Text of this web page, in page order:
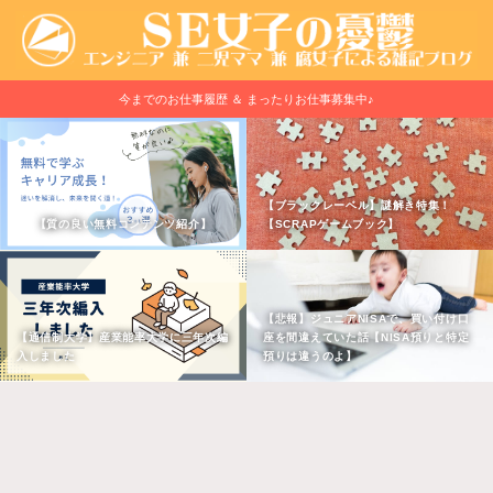
今までのお仕事履歴 ＆ まったりお仕事募集中♪
【質の良い無料コンテンツ紹介】
【ブラックレーベル】謎解き特集！
【SCRAPゲームブック】
【通信制大学】産業能率大学に三年次編
入しました
【悲報】ジュニアNISAで、買い付け口
座を間違えていた話【NISA預りと特定
預りは違うのよ】